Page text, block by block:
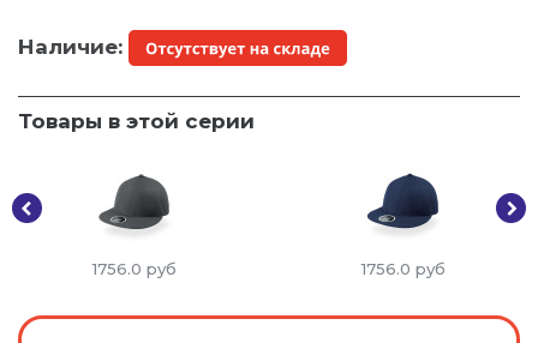
Наличие:
Товары в этой серии
1756.0 руб 1756.0 руб